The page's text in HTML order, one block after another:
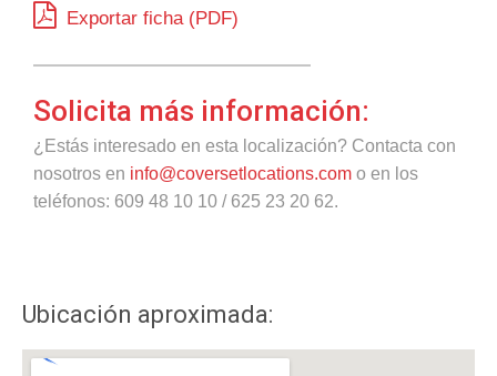
Exportar ficha (PDF)
Solicita más información:
¿Estás interesado en esta localización? Contacta con
nosotros en info@coversetlocations.com o en los
teléfonos: 609 48 10 10 / 625 23 20 62.
Ubicación aproximada: